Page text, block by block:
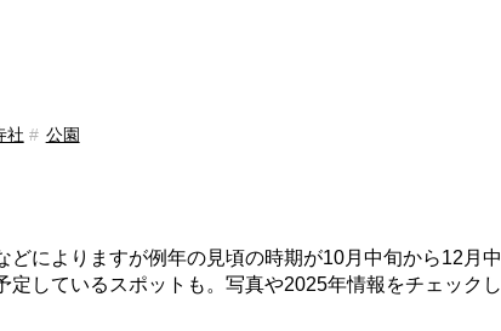
社 公園
によりますが例年の見頃の時期が10月中旬から12月中
しているスポットも。写真や2025年情報をチェックし